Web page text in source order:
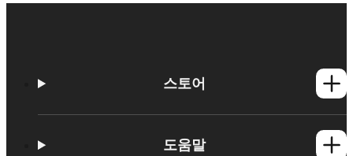
스토어
Mac 제품
도움말